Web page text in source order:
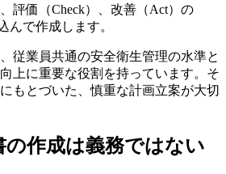
評価（Check）、改善（Act）の
んで作成します。
従業員共通の安全衛生管理の水準と
上に重要な役割を持っています。そ
もとづいた、慎重な計画立案が大切
の作成は義務ではない